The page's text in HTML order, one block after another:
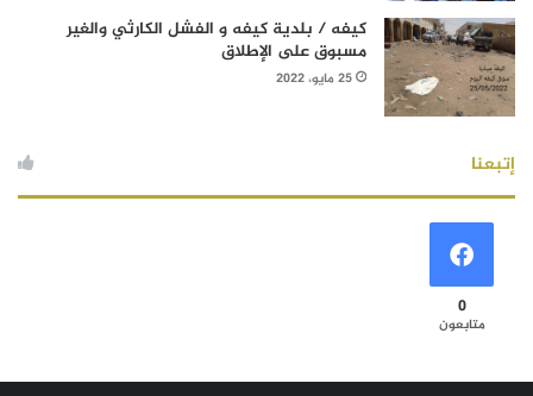
كيفه / بلدية كيفه و الفشل الكارثي والغير
مسبوق على الإطلاق
25 مايو، 2022
إتبعنا
0
متابعون